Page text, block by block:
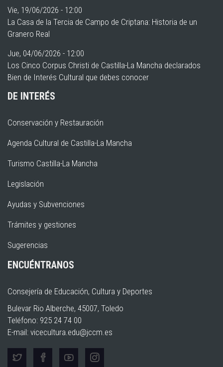
Vie, 19/06/2026 - 12:00
La Casa de la Tercia de Campo de Criptana: Historia de un
Granero Real
Jue, 04/06/2026 - 12:00
Los Cinco Corpus Christi de Castilla-La Mancha declarados
Bien de Interés Cultural que debes conocer
DE INTERÉS
Conservación y Restauración
Agenda Cultural de Castilla-La Mancha
Turismo Castilla-La Mancha
Legislación
Ayudas y Subvenciones
Trámites y gestiones
Sugerencias
ENCUÉNTRANOS
Consejería de Educación, Cultura y Deportes
Bulevar Rio Alberche, 45007, Toledo
Teléfono: 925 24 74 00
E-mail: vicecultura.edu@jccm.es